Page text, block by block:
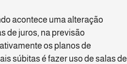
acontece uma alteração
de juros, na previsão
os planos de
súbitas é fazer uso de salas de